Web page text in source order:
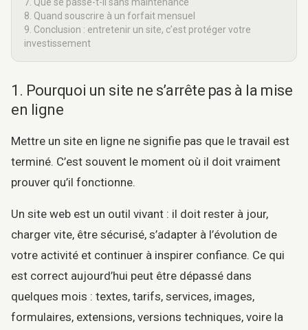
8. Quand souscrire à un forfait mensuel
9. Conclusion : entretenir un site, c’est protéger votre
investissement
1. Pourquoi un site ne s’arrête pas à la mise
en ligne
Mettre un site en ligne ne signifie pas que le travail est
terminé. C’est souvent le moment où il doit vraiment
prouver qu’il fonctionne.
Un site web est un outil vivant : il doit rester à jour,
charger vite, être sécurisé, s’adapter à l’évolution de
votre activité et continuer à inspirer confiance. Ce qui
est correct aujourd’hui peut être dépassé dans
quelques mois : textes, tarifs, services, images,
formulaires, extensions, versions techniques, voire la